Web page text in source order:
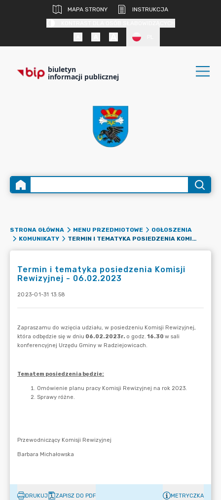
MAPA STRONY
INSTRUKCJA
biuletyn
informacji publicznej
STRONA GŁÓWNA MENU PRZEDMIOTOWE
OGŁOSZENIA
KOMUNIKATY
TERMIN I TEMATYKA POSIEDZENIA KOMISJI REWIZYJNEJ - 06.02.2023
Termin i tematyka posiedzenia Komisji
Rewizyjnej - 06.02.2023
2023-01-31 13:58
DRUKUJ ZAPISZ DO PDF METRYCZKA